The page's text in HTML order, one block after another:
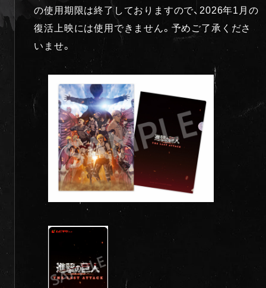
の使用期限は終了しておりますので、2026年1月の
復活上映には使用できません。予めご了承くださ
いませ。